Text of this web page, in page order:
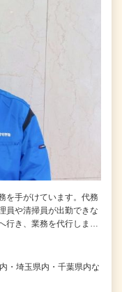
を手がけています。代務
員や清掃員が出勤できな
行き、業務を代行しま…
・埼玉県内・千葉県内な